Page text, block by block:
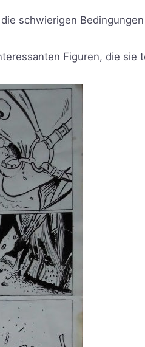
schwierigen
Figuren, die sie